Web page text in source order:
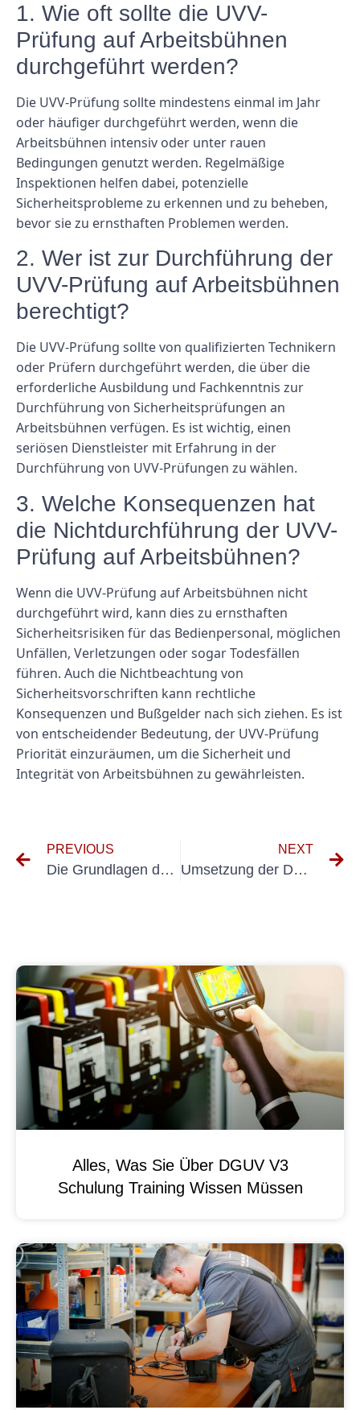
1. Wie oft sollte die UVV-
Prüfung auf Arbeitsbühnen
durchgeführt werden?
Die UVV-Prüfung sollte mindestens einmal im Jahr
oder häufiger durchgeführt werden, wenn die
Arbeitsbühnen intensiv oder unter rauen
Bedingungen genutzt werden. Regelmäßige
Inspektionen helfen dabei, potenzielle
Sicherheitsprobleme zu erkennen und zu beheben,
bevor sie zu ernsthaften Problemen werden.
2. Wer ist zur Durchführung der
UVV-Prüfung auf Arbeitsbühnen
berechtigt?
Die UVV-Prüfung sollte von qualifizierten Technikern
oder Prüfern durchgeführt werden, die über die
erforderliche Ausbildung und Fachkenntnis zur
Durchführung von Sicherheitsprüfungen an
Arbeitsbühnen verfügen. Es ist wichtig, einen
seriösen Dienstleister mit Erfahrung in der
Durchführung von UVV-Prüfungen zu wählen.
3. Welche Konsequenzen hat
die Nichtdurchführung der UVV-
Prüfung auf Arbeitsbühnen?
Wenn die UVV-Prüfung auf Arbeitsbühnen nicht
durchgeführt wird, kann dies zu ernsthaften
Sicherheitsrisiken für das Bedienpersonal, möglichen
Unfällen, Verletzungen oder sogar Todesfällen
führen. Auch die Nichtbeachtung von
Sicherheitsvorschriften kann rechtliche
Konsequenzen und Bußgelder nach sich ziehen. Es ist
von entscheidender Bedeutung, der UVV-Prüfung
Priorität einzuräumen, um die Sicherheit und
Integrität von Arbeitsbühnen zu gewährleisten.
PREVIOUS
Die Grundlagen der DGUV A3-Prüfung für ortsfeste Anlagen
NEXT
Umsetzung der DGUV A3 Vorschrift: Best Practices zur Sicherstellung der Compliance
Alles, Was Sie Über DGUV V3
Schulung Training Wissen Müssen